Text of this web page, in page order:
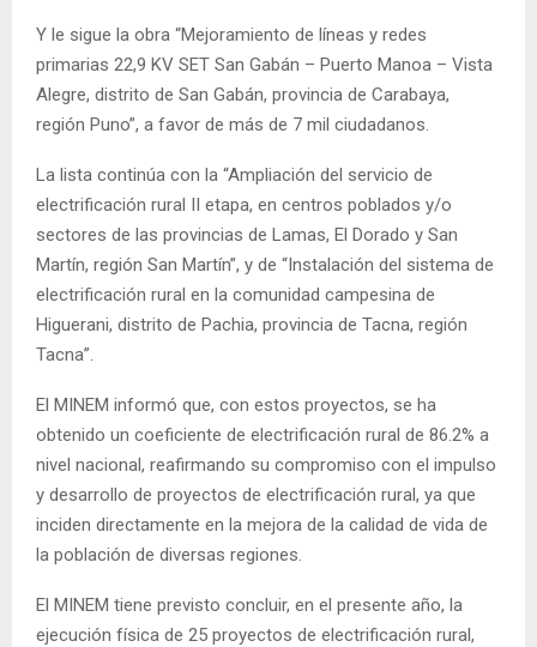
Y le sigue la obra “Mejoramiento de líneas y redes
primarias 22,9 KV SET San Gabán – Puerto Manoa – Vista
Alegre, distrito de San Gabán, provincia de Carabaya,
región Puno”, a favor de más de 7 mil ciudadanos.
La lista continúa con la “Ampliación del servicio de
electrificación rural II etapa, en centros poblados y/o
sectores de las provincias de Lamas, El Dorado y San
Martín, región San Martín”, y de “Instalación del sistema de
electrificación rural en la comunidad campesina de
Higuerani, distrito de Pachia, provincia de Tacna, región
Tacna”.
El MINEM informó que, con estos proyectos, se ha
obtenido un coeficiente de electrificación rural de 86.2% a
nivel nacional, reafirmando su compromiso con el impulso
y desarrollo de proyectos de electrificación rural, ya que
inciden directamente en la mejora de la calidad de vida de
la población de diversas regiones.
El MINEM tiene previsto concluir, en el presente año, la
ejecución física de 25 proyectos de electrificación rural,